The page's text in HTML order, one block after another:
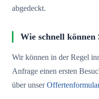
abgedeckt.
Wie schnell können
Wir können in der Regel
Anfrage einen ersten
über unser